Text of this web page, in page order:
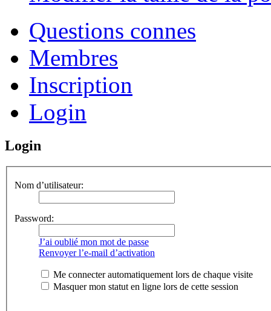
Questions connes
Membres
Inscription
Login
Login
Nom d’utilisateur:
Password:
J’ai oublié mon mot de passe
Renvoyer l’e-mail d’activation
Me connecter automatiquement lors de chaque visite
Masquer mon statut en ligne lors de cette session